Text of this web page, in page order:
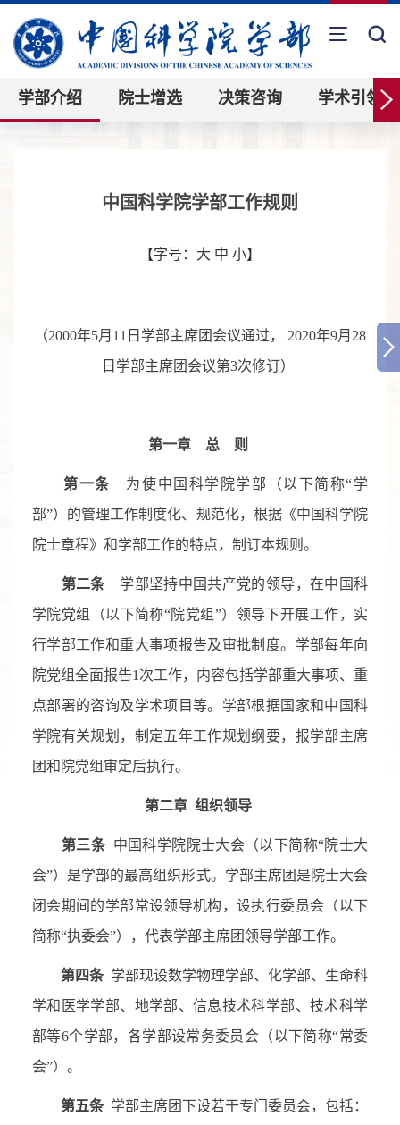
学部介绍 院士增选 决策咨询 学术引领
中国科学院学部工作规则
【字号： 大 中 小】
（2000年5月 11 日学部主席团会议通过， 2020年9月28
日学部主席团会议第3次修订）
第一章 总 则
第一条
为使中国科学院学部（以下简称“学
部”）的管理工作制度化、规范化，根据《中国科学院
院士章程》和学部工作的特点，制订本规则。
第二条
学部坚持中国共产党的领导，在中国科
学院党组（以下简称“院党组”）领导下开展工作，实
行学部工作和重大事项报告及审批制度。学部每年向
院党组全面报告1 次工作，内容包括学部重大事项、重
点部署的咨询及学术项目等。学部根据国家和中国科
学院有关规划，制定五年工作规划纲要，报学部主席
团和院党组审定后执行。
第二章 组织领导
第三条 中国科学院院士大会（以下简称“院士大
会”）是学部的最高组织形式。学部主席团是院士大会
闭会期间的学部常设领导机构，设执行委员会（以下
简称“执委会”），代表学部主席团领导学部工作。
第四条 学部现设数学物理学部、化学部、生命科
学和医学学部、地学部、信息技术科学部、技术科学
部等6个学部，各学部设常务委员会（以下简称“常委
会”）。
第五条 学部主席团下设若干专门委员会，包括：